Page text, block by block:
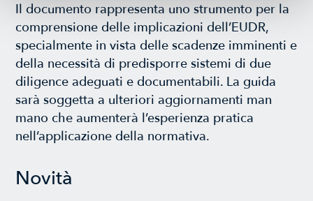
Il documento rappresenta uno strumento per la
comprensione delle implicazioni dell’EUDR,
specialmente in vista delle scadenze imminenti e
della necessità di predisporre sistemi di due
diligence adeguati e documentabili. La guida
sarà soggetta a ulteriori aggiornamenti man
mano che aumenterà l’esperienza pratica
nell’applicazione della normativa.
Novità